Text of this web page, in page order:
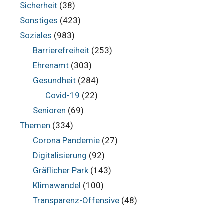
Sicherheit (38)
Sonstiges (423)
Soziales (983)
Barrierefreiheit(253)
Ehrenamt(303)
Gesundheit(284)
Covid-19 (22)
Senioren (69)
Themen (334)
Corona Pandemie(27)
Digitalisierung (92)
Gräflicher Park(143)
Klimawandel (100)
Transparenz-Offensive(48)